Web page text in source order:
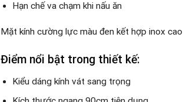
Hạn chế va chạm khi nấu ăn
Mặt kính cường lực màu đen kết hợp inox
Điểm nổi bật trong thiết kế:
Kiểu dáng kính vát sang trọng